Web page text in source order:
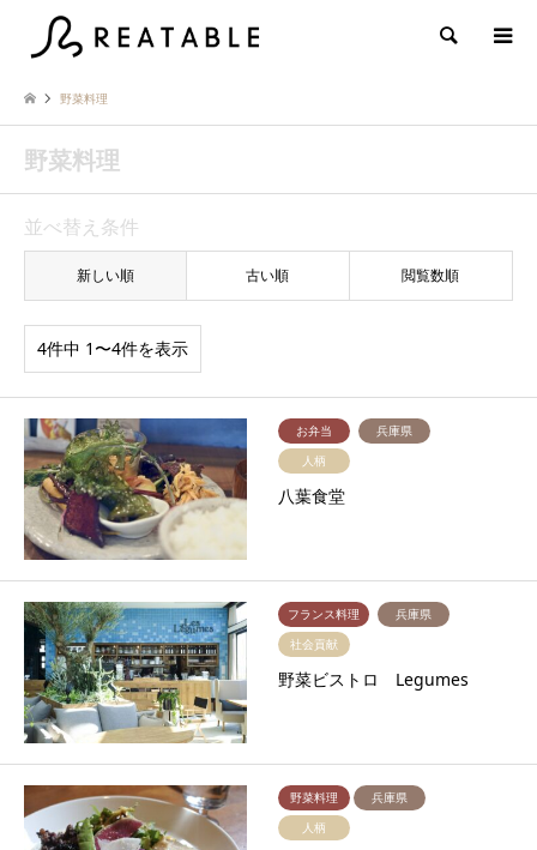
検索
野菜料理
野菜料理
並べ替え条件
新しい順 古い順 閲覧数順
4件中 1〜4件を表示
お弁当
兵庫県
人柄
八葉食堂
フランス料理
兵庫県
社会貢献
野菜ビストロ Legumes
野菜料理
兵庫県
人柄